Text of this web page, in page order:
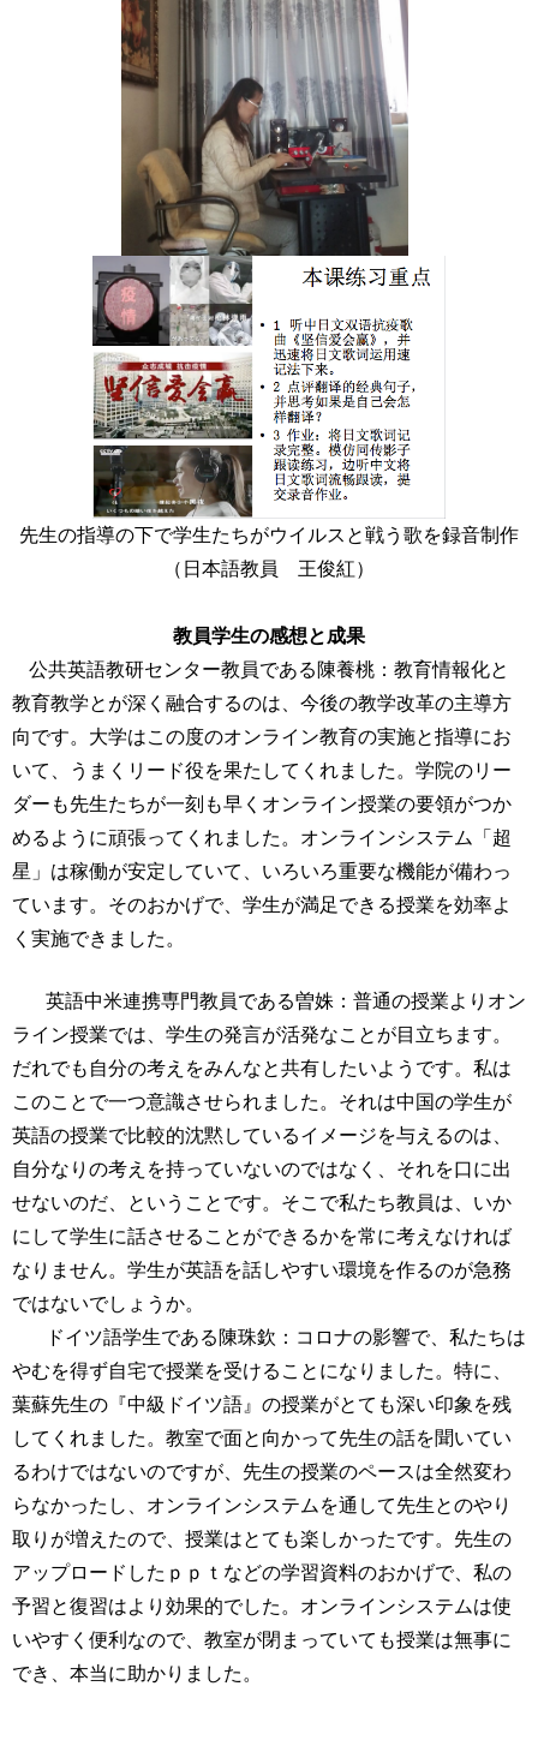
先生の指導の下で学生たちがウイルスと戦う歌を録音制作
（日本語教員 王俊紅）
教員学生の感想と成果
公共英語教研センター教員である陳養桃：教育情報化と
教育教学とが深く融合するのは、今後の教学改革の主導方
向です。大学はこの度のオンライン教育の実施と指導にお
いて、うまくリード役を果たしてくれました。学院のリー
ダーも先生たちが一刻も早くオンライン授業の要領がつか
めるように頑張ってくれました。オンラインシステム「超
星」は稼働が安定していて、いろいろ重要な機能が備わっ
ています。そのおかげで、学生が満足できる授業を効率よ
く実施できました。
英語中米連携専門教員である曽姝：普通の授業よりオン
ライン授業では、学生の発言が活発なことが目立ちます。
だれでも自分の考えをみんなと共有したいようです。私は
このことで一つ意識させられました。それは中国の学生が
英語の授業で比較的沈黙しているイメージを与えるのは、
自分なりの考えを持っていないのではなく、それを口に出
せないのだ、ということです。そこで私たち教員は、いか
にして学生に話させることができるかを常に考えなければ
なりません。学生が英語を話しやすい環境を作るのが急務
ではないでしょうか。
ドイツ語学生である陳珠欽：コロナの影響で、私たちは
やむを得ず自宅で授業を受けることになりました。特に、
葉蘇先生の『中級ドイツ語』の授業がとても深い印象を残
してくれました。教室で面と向かって先生の話を聞いてい
るわけではないのですが、先生の授業のペースは全然変わ
らなかったし、オンラインシステムを通して先生とのやり
取りが増えたので、授業はとても楽しかったです。先生の
アップロードしたｐｐｔなどの学習資料のおかげで、私の
予習と復習はより効果的でした。オンラインシステムは使
いやすく便利なので、教室が閉まっていても授業は無事に
でき、本当に助かりました。